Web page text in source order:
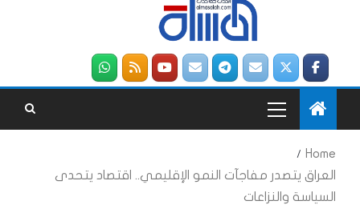
Home
العراق يتصدر مفاجآت النمو الإقليمي.. اقتصاد يتحدى
السياسة والنزاعات